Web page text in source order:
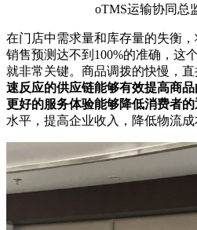
oTMS运输协同总
在门店中需求量和库存量的失衡，
销售预测达不到100%的准确，这
就非常关键。商品调拨的快慢，
速反应的供应链能够有效提高商
更好的服务体验能够降低消费者的
水平，提高企业收入，降低物流成